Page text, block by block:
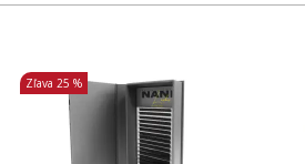
Zľava 25 %